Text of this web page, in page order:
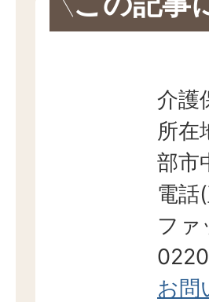
介護
所在
部市
電話
フ
0220
お問